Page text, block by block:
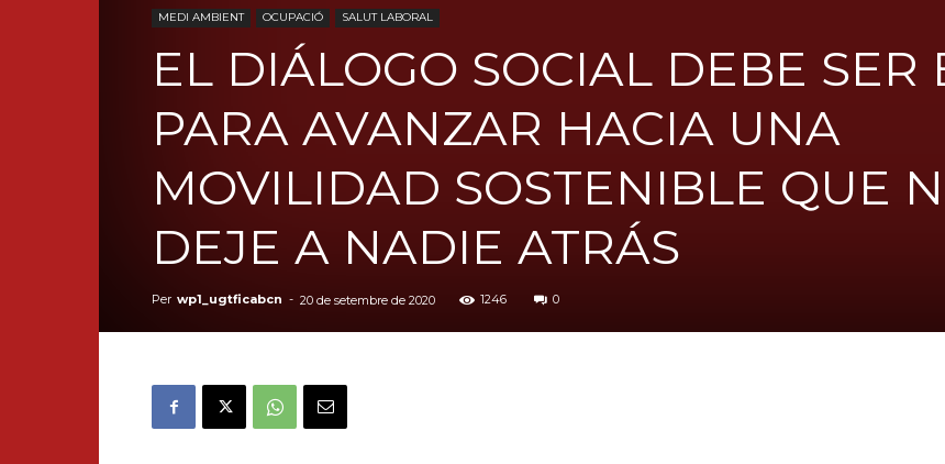
MEDI AMBIENT OCUPACIÓ SALUT LABORAL
EL DIÁLOGO SOCIAL DEBE SER
PARA AVANZAR HACIA UNA
MOVILIDAD SOSTENIBLE QUE
DEJE A NADIE ATRÁS
Per wp1_ugtficabcn - 20 de setembre de 2020 1246 0